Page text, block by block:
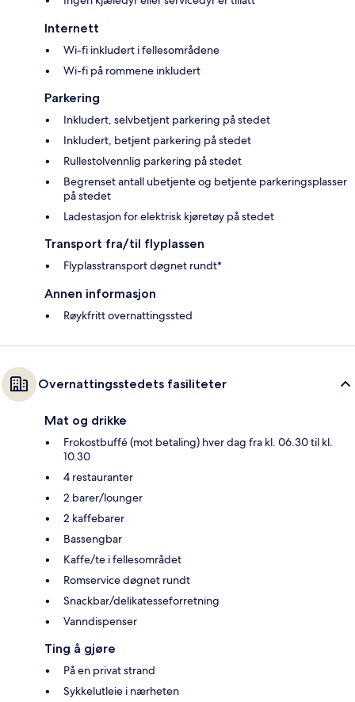
Internett
Wi-fi inkludert i fellesområdene
Wi-fi på rommene inkludert
Parkering
Inkludert, selvbetjent parkering på stedet
Inkludert, betjent parkering på stedet
Rullestolvennlig parkering på stedet
Begrenset antall ubetjente og betjente parkeringsplasser
på stedet
Ladestasjon for elektrisk kjøretøy på stedet
Transport fra/til flyplassen
Flyplasstransport døgnet rundt*
Annen informasjon
Røykfritt overnattingssted
Overnattingsstedets fasiliteter
Mat og drikke
Frokostbuffé (mot betaling) hver dag fra kl. 06.30 til kl.
10.30
4 restauranter
2 barer/lounger
2 kaffebarer
Bassengbar
Kaffe/te i fellesområdet
Romservice døgnet rundt
Snackbar/delikatesseforretning
Vanndispenser
Ting å gjøre
På en privat strand
Sykkelutleie i nærheten